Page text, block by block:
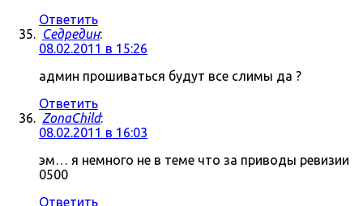
Ответить
Седредин:
08.02.2011 в 15:26
админ прошиваться будут все слимы да ?
Ответить
ZonaChild:
08.02.2011 в 16:03
эм… я немного не в теме что за приводы ревизии
0500
Ответить